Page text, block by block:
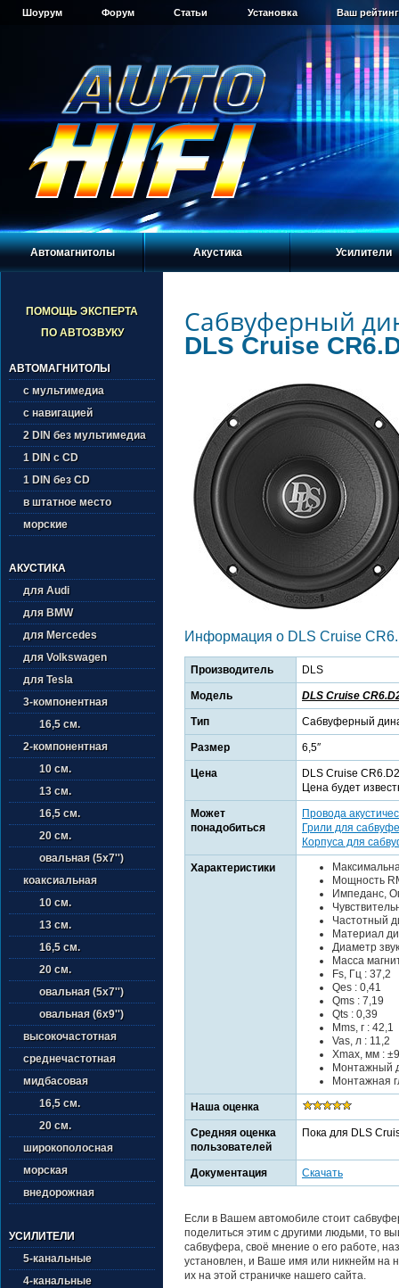
Шоурум Форум Статьи Установка Ваш
Автомагнитолы Акустика Усилители
ПОМОЩЬ ЭКСПЕРТА
ПО АВТОЗВУКУ
АВТОМАГНИТОЛЫ
с мультимедиа
с навигацией
2 DIN без мультимедиа
1 DIN с CD
1 DIN без CD
в штатное место
морские
АКУСТИКА
для Audi
для BMW
для Mercedes
для Volkswagen
для Tesla
3-компонентная
16,5 см.
2-компонентная
10 см.
13 см.
16,5 см.
20 см.
овальная (5х7'')
коаксиальная
10 см.
13 см.
16,5 см.
20 см.
овальная (5х7'')
овальная (6х9'')
высокочастотная
среднечастотная
мидбасовая
16,5 см.
20 см.
широкополосная
морская
внедорожная
УСИЛИТЕЛИ
5-канальные
4-канальные
Сабвуферный
DLS Cruise
Информация о DLS Cruise
Производитель DLS
Модель DLS Cruise
Тип Сабвуферный
Размер 6,5″
Цена
DLS Cruise
Цена будет
Может
понадобиться
Провода
Грили для
Корпуса для
Характеристики
Мощность
Импеданс,
Частотный
Материал
Диаметр
Масса
Fs, Гц : 37,2
Qes : 0,41
Qms : 7,19
Qts : 0,39
Mms, г : 42,1
Vas, л : 11,2
Xmax, мм : ±9
Монтажный
Монтажная
Наша оценка
Средняя оценка
пользователей
Пока для DLS
Документация Скачать
Если в Вашем автомобиле стоит
поделиться этим с другими людьми, то
сабвуфера, своё мнение о его работе,
установлен, и Ваше имя или никнейм на
их на этой страничке нашего сайта.